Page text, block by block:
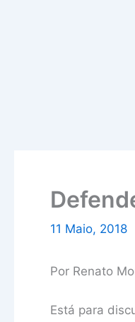
11 Maio, 2018
Por Renato
Está para